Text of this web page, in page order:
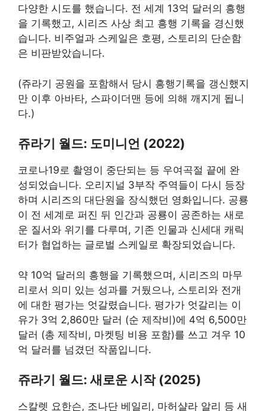
다양한 시도를 했습니다. 전 세계 13억 달러의 흥행
을 기록했고, 시리즈 사상 최고 흥행 기록을 경신했
습니다. 비주얼과 스케일은 호평, 스토리의 단순함
은 비판받았습니다.
(쥬라기 공원을 포함해서 당시 흥행기록을 갱신했지
만 이후 아바타, 스파이더맨 등에 의해 깨지게 됩니
다.)
쥬라기 월드: 도미니언 (2022)
코로나19로 촬영이 중단되는 등 우여곡절 끝에 완
성되었습니다. 오리지널 3부작 주역들이 다시 등장
하며 시리즈의 대단원을 장식했던 영화입니다. 공룡
이 전 세계로 퍼진 뒤 인간과 공룡이 공존하는 새로
운 질서와 위기를 다루며, 기존 인물과 신세대 캐릭
터가 협업하는 글로벌 스케일로 확장되었습니다.
약 10억 달러의 흥행을 기록했으며, 시리즈의 마무
리로서 의미 있는 성과를 거뒀으나, 스토리와 전개
에 대한 평가는 엇갈렸습니다. 평가가 엇갈리는 이
유가 3억 2,860만 달러 (순 제작비)에 4억 6,500만
달러 (총 제작비, 마켓팅 비용 포함)를 쓰고 겨우 10
억 달러를 넘겼던 작품입니다.
쥬라기 월드: 새로운 시작 (2025)
스칼렛 요한슨, 조나단 베일리, 마허샬라 알리 등 새